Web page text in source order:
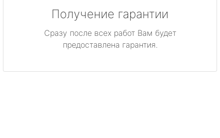
Получение гарантии
Сразу после всех работ Вам будет
предоставлена гарантия.